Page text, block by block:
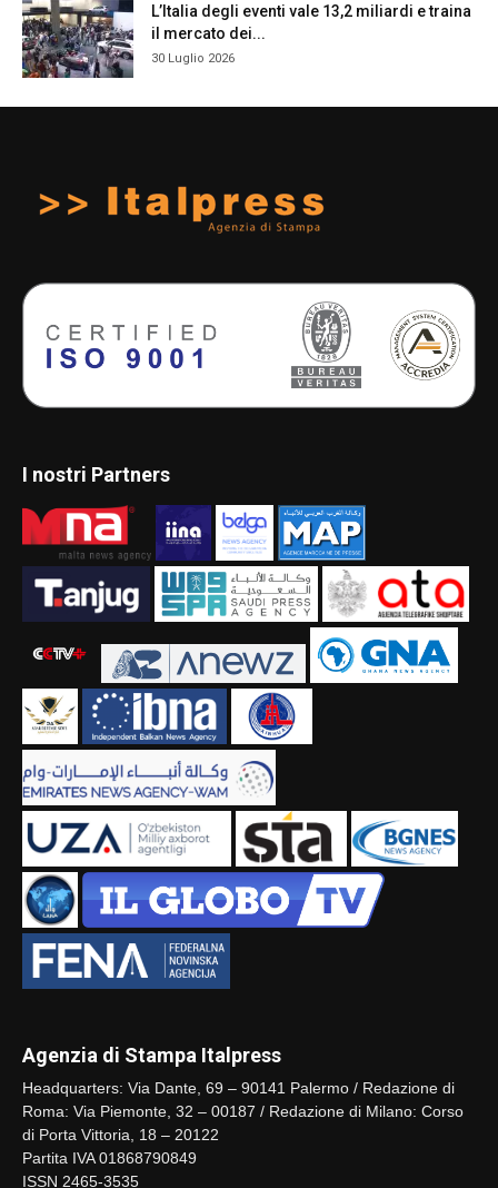
L’Italia degli eventi vale 13,2 miliardi e traina
il mercato dei...
30 Luglio 2026
I nostri Partners
Agenzia di Stampa Italpress
Headquarters: Via Dante, 69 – 90141 Palermo / Redazione di
Roma: Via Piemonte, 32 – 00187 / Redazione di Milano: Corso
di Porta Vittoria, 18 – 20122
Partita IVA 01868790849
ISSN 2465-3535